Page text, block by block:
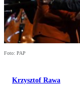
Foto: PAP
Krzysztof Rawa